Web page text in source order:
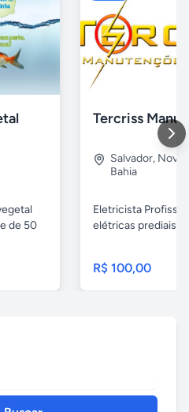
de 50
Salvador, Nova
Bahia
Eletricista
elétricas prediais e
R$ 100,00